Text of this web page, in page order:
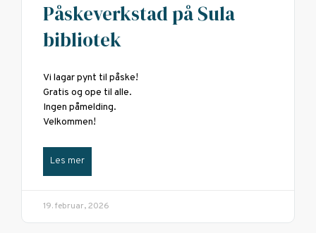
Påskeverkstad på Sula
bibliotek
Vi lagar pynt til påske!
Gratis og ope til alle.
Ingen påmelding.
Velkommen!
Les mer
19. februar, 2026